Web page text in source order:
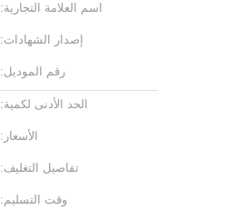
اسم العلامة التجارية:
إصدار الشهادات:
رقم الموديل:
الحد الأدنى لكمية:
الأسعار:
تفاصيل التغليف:
وقت التسليم: